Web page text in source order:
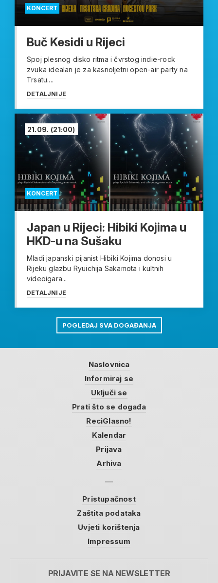
KONCERT
Buč Kesidi u Rijeci
Spoj plesnog disko ritma i čvrstog indie-rock
zvuka idealan je za kasnoljetni open-air party na
Trsatu....
DETALJNIJE
KONCERT
21.09. (21:00)
Japan u Rijeci: Hibiki Kojima u
HKD-u na Sušaku
Mladi japanski pijanist Hibiki Kojima donosi u
Rijeku glazbu Ryuichija Sakamota i kultnih
videoigara...
DETALJNIJE
POGLEDAJ SVA DOGAĐANJA
Naslovnica
Informiraj se
Uključi se
Prati što se događa
ReciGlasno!
Kalendar
Prijava
Arhiva
Pristupačnost
Zaštita podataka
Uvjeti korištenja
Impressum
PRIJAVITE SE NA NEWSLETTER